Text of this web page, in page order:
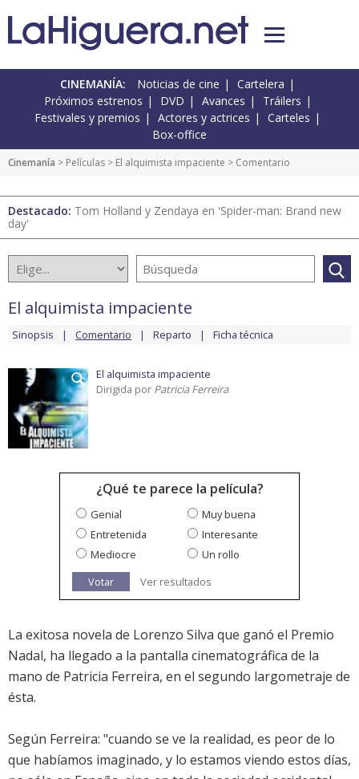
CINEMANÍA: Noticias de cine
Cartelera
Próximos estrenos
DVD Avances
Tráilers
Festivales y premios
Actores y actrices
Carteles
Box-office
Cinemanía > Películas > El alquimista impaciente > Comentario
Destacado: Tom Holland y Zendaya en 'Spider-man: Brand new
day'
El alquimista impaciente
Sinopsis Comentario Reparto Ficha técnica
El alquimista impaciente
Dirigida por Patricia Ferreira
¿Qué te parece la película?
Genial
Muy buena
Entretenida
Interesante
Mediocre
Un rollo
Votar
Ver resultados
La exitosa novela de Lorenzo Silva que ganó el Premio
Nadal, ha llegado a la pantalla cinematográfica de la
mano de Patricia Ferreira, en el segundo largometraje de
ésta.
Según Ferreira: "cuando se ve la realidad, es peor de lo
que habíamos imaginado, y lo estamos viendo estos días,